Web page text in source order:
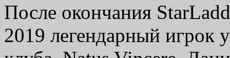
После окончания
2019 легендарный игрок